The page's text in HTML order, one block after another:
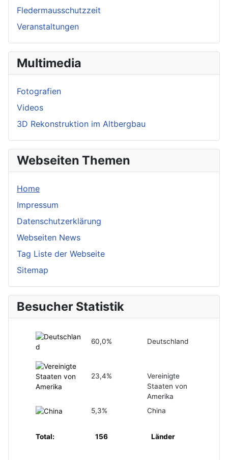
Fledermausschutzzeit
Veranstaltungen
Multimedia
Fotografien
Videos
3D Rekonstruktion im Altbergbau
Webseiten Themen
Home
Impressum
Datenschutzerklärung
Webseiten News
Tag Liste der Webseite
Sitemap
Besucher Statistik
60,0% Deutschland
23,4%
Vereinigte
Staaten von
Amerika
5,3%
China
Total: 156 Länder